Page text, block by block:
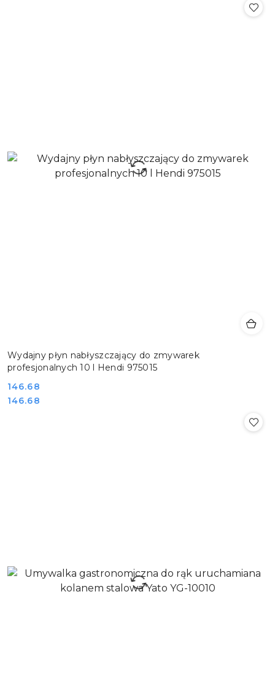
Wydajny płyn nabłyszczający do zmywarek
profesjonalnych 10 l Hendi 975015
Cena:
146.68
Cena:
146.68